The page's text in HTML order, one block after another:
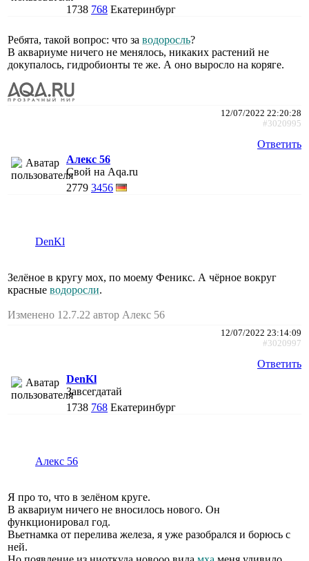
1738 768 Екатеринбург
Ребята, такой вопрос: что за водоросль?
В аквариуме ничего не менялось, никаких растений не
докупалось, гидробионты те же. А оно выросло на коряге.
12/07/2022 22:20:28
#3020995
Ответить
Алекс 56
Свой на Aqa.ru
2779 3456
DenKl
Зелёное в кругу мох, по моему Феникс. А чёрное вокруг
красные водоросли.
Изменено 12.7.22 автор Алекс 56
12/07/2022 23:14:09
#3020997
Ответить
DenKl
Завсегдатай
1738 768 Екатеринбург
Алекс 56
Я про то, что в зелёном круге.
В аквариум ничего не вносилось нового. Он
функционировал год.
Вьетнамка от перелива железа, я уже разобрался и борюсь с
ней.